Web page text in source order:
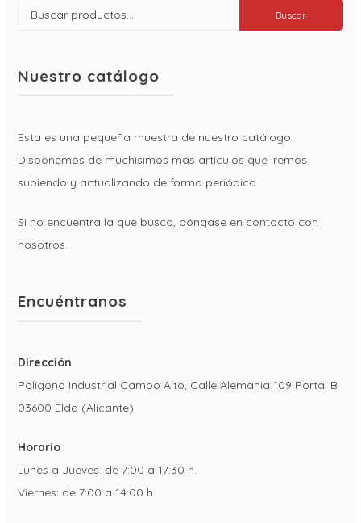
Buscar
Buscar
Nuestro catálogo
Esta es una pequeña muestra de nuestro catálogo.
Disponemos de muchísimos más artículos que iremos
subiendo y actualizando de forma periódica.
Si no encuentra la que busca, póngase en contacto con
nosotros.
Encuéntranos
Dirección
Polígono Industrial Campo Alto, Calle Alemania 109 Portal B
03600 Elda (Alicante)
Horario
Lunes a Jueves: de 7:00 a 17:30 h.
Viernes: de 7:00 a 14:00 h.